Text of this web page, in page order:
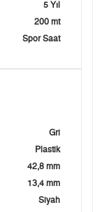
5 Yıl
200 mt
Spor Saat
Gri
Plastik
42,8 mm
13,4 mm
Siyah